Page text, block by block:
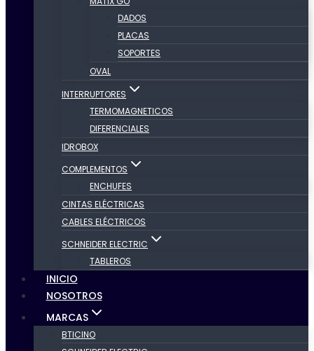
DADOS
PLACAS
SOPORTES
OVAL
INTERRUPTORES
TERMOMAGNETICOS
DIFERENCIALES
IDROBOX
COMPLEMENTOS
ENCHUFES
CINTAS ELÉCTRICAS
CABLES ELÉCTRICOS
SCHNEIDER ELECTRIC
TABLEROS
INICIO
NOSOTROS
MARCAS
BTICINO